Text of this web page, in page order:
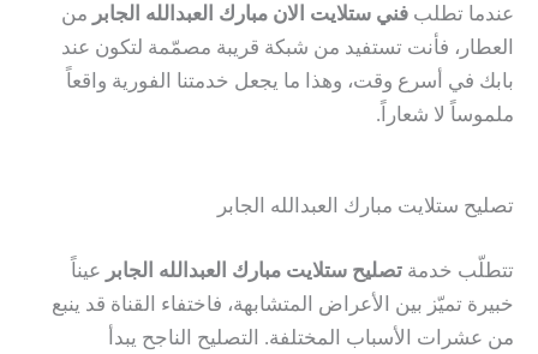
عندما تطلب فني ستلايت الان مبارك العبدالله الجابر من
العطار، فأنت تستفيد من شبكة قريبة مصمّمة لتكون عند
بابك في أسرع وقت، وهذا ما يجعل خدمتنا الفورية واقعاً
ملموساً لا شعاراً.
تصليح ستلايت مبارك العبدالله الجابر
تتطلّب خدمة تصليح ستلايت مبارك العبدالله الجابر عيناً
خبيرة تميّز بين الأعراض المتشابهة، فاختفاء القناة قد ينبع
من عشرات الأسباب المختلفة. التصليح الناجح يبدأ